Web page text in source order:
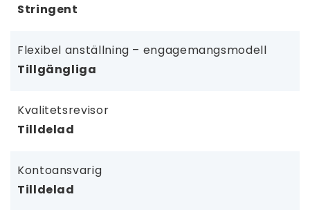
Stringent
Flexibel anställning – engagemangsmodell
Tillgängliga
Kvalitetsrevisor
Tilldelad
Kontoansvarig
Tilldelad